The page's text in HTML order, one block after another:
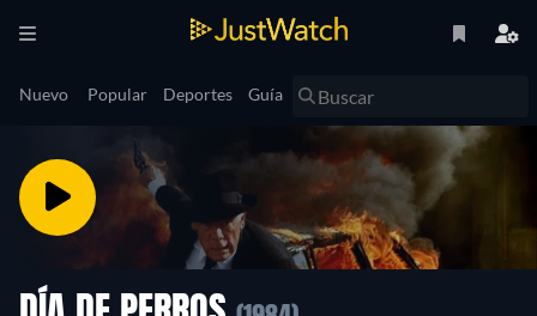
Nuevo Popular Deportes Guía